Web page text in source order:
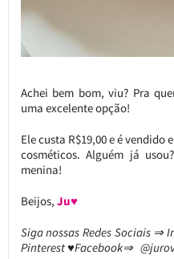
Achei bem bom, viu? Pra
uma excelente opção!
Ele custa R$19,00 e é
cosméticos. Alguém já
menina!
Beijos, Ju♥
Siga nossas Redes Sociais ⇒
Pinterest ♥Facebook⇒